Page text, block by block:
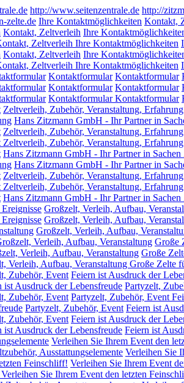
http://www.seitenzentrale.de http://
zelte.de Ihre Kontaktmöglichkeiten Kontakt,
Kontakt, Zeltverleih Ihre
Zeltverleih Ihre Kontaktmöglichkeiten
Kontakt, Zeltverleih Ihre
Zeltverleih Ihre Kontaktmöglichkeiten
Kontaktformular Kontaktformular
Kontaktformular Kontaktformular
Kontaktformular Kontaktformular
Zeltverleih, Zubehör, Veranstaltung, Erfahrung
Hans Zitzmann GmbH - Ihr Partner in
Zeltverleih, Zubehör, Veranstaltung, Erfahrung
Zeltverleih, Zubehör, Veranstaltung, Erfahrung
Hans Zitzmann GmbH - Ihr Partner in Sachen
Hans Zitzmann GmbH - Ihr Partner in
Zeltverleih, Zubehör, Veranstaltung, Erfahrung
Zeltverleih, Zubehör, Veranstaltung, Erfahrung
Hans Zitzmann GmbH - Ihr Partner in Sachen
Großzelt, Verleih, Aufbau,
Großzelt, Verleih, Aufbau,
Großzelt, Verleih, Aufbau,
Verleih, Aufbau, Veranstaltung Große
Verleih, Aufbau, Veranstaltung Große
Verleih, Aufbau, Veranstaltung Große Zelte
Zubehör, Event Feiern ist Ausdruck der
ist Ausdruck der Lebensfreude Partyzelt,
Zubehör, Event Partyzelt, Zubehör, Event
Partyzelt, Zubehör, Event Feiern ist
Zubehör, Event Feiern ist Ausdruck der
ist Ausdruck der Lebensfreude Feiern ist
Verleihen Sie Ihrem Event den
Ausstattungselemente Verleihen Sie
Feinschliff! Verleihen Sie Ihrem Event
Verleihen Sie Ihrem Event den letzten